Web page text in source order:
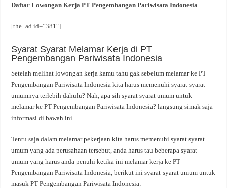
Daftar Lowongan Kerja PT Pengembangan Pariwisata Indonesia
[the_ad id=”381″]
Syarat Syarat Melamar Kerja di PT
Pengembangan Pariwisata Indonesia
Setelah melihat lowongan kerja kamu tahu gak sebelum melamar ke PT
Pengembangan Pariwisata Indonesia kita harus memenuhi syarat syarat
umumnya terlebih dahulu? Nah, apa sih syarat syarat umum untuk
melamar ke PT Pengembangan Pariwisata Indonesia? langsung simak saja
informasi di bawah ini.
Tentu saja dalam melamar pekerjaan kita harus memenuhi syarat syarat
umum yang ada perusahaan tersebut, anda harus tau beberapa syarat
umum yang harus anda penuhi ketika ini melamar kerja ke PT
Pengembangan Pariwisata Indonesia, berikut ini syarat-syarat umum untuk
masuk PT Pengembangan Pariwisata Indonesia: